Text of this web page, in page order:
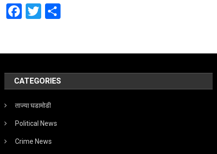
Facebook
Twitter
Share
CATEGORIES
ताज्या घडामोडी
Political News
Crime News